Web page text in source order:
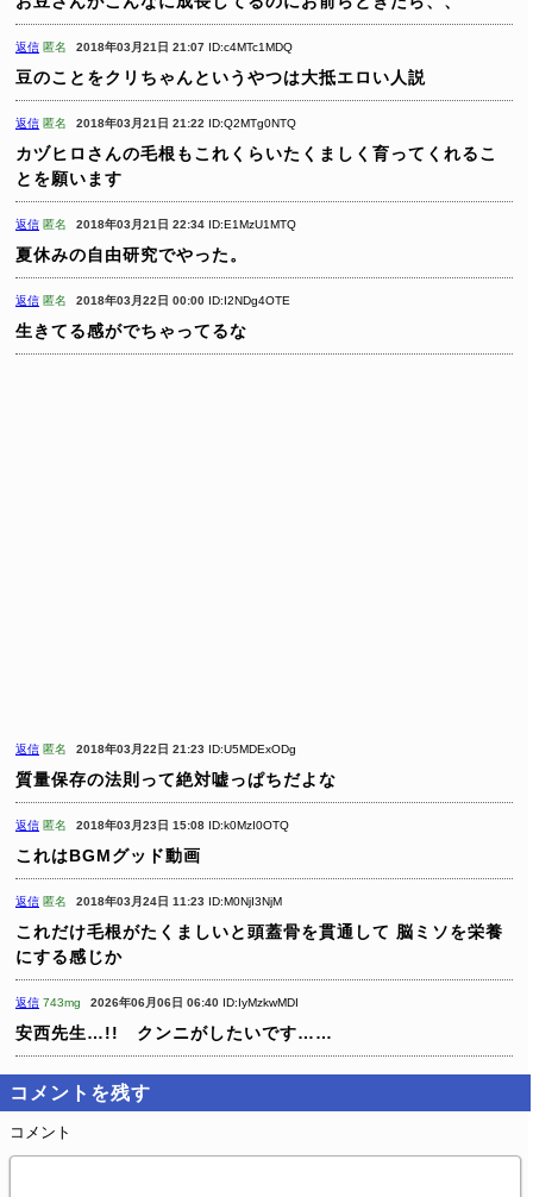
返信 匿名 2018年03月21日 21:07 ID:c4MTc1MDQ
豆のことをクリちゃんというやつは大抵エロい人説
返信 匿名 2018年03月21日 21:22 ID:Q2MTg0NTQ
カヅヒロさんの毛根もこれくらいたくましく育ってくれるこ
とを願います
返信 匿名 2018年03月21日 22:34 ID:E1MzU1MTQ
夏休みの自由研究でやった。
返信 匿名 2018年03月22日 00:00 ID:I2NDg4OTE
生きてる感がでちゃってるな
返信 匿名 2018年03月22日 21:23 ID:U5MDExODg
質量保存の法則って絶対嘘っぱちだよな
返信 匿名 2018年03月23日 15:08 ID:k0MzI0OTQ
これはBGMグッド動画
返信 匿名 2018年03月24日 11:23 ID:M0NjI3NjM
これだけ毛根がたくましいと頭蓋骨を貫通して 脳ミソを栄養
にする感じか
返信 743mg 2026年06月06日 06:40 ID:IyMzkwMDI
安西先生…!! クンニがしたいです……
コメントを残す
コメント